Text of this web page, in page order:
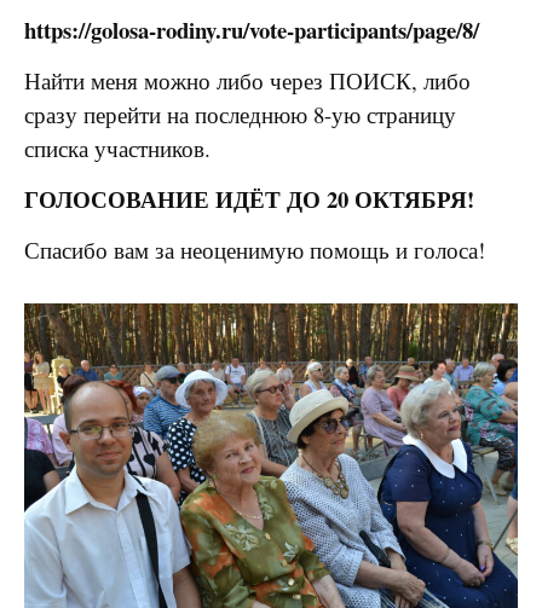
https://golosa-rodiny.ru/vote-participants/page/8/
Найти меня можно либо через ПОИСК, либо
сразу перейти на последнюю 8-ую страницу
списка участников.
ГОЛОСОВАНИЕ ИДЁТ ДО 20 ОКТЯБРЯ!
Спасибо вам за неоценимую помощь и голоса!